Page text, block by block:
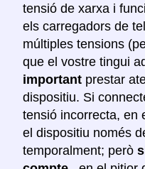
tensió de xarxa i
els carregadors de
múltiples tensions
que el vostre tingui
important prestar
dispositiu. Si
tensió incorrecta, en
el dispositiu només
temporalment; però